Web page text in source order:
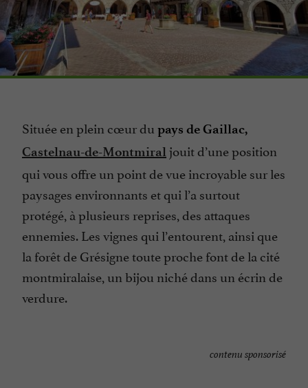
Située en plein cœur du pays de Gaillac,
Castelnau-de-Montmiral jouit d’une position
qui vous offre un point de vue incroyable sur les
paysages environnants et qui l’a surtout
protégé, à plusieurs reprises, des attaques
ennemies. Les vignes qui l’entourent, ainsi que
la forêt de Grésigne toute proche font de la cité
montmiralaise, un bijou niché dans un écrin de
verdure.
contenu sponsorisé